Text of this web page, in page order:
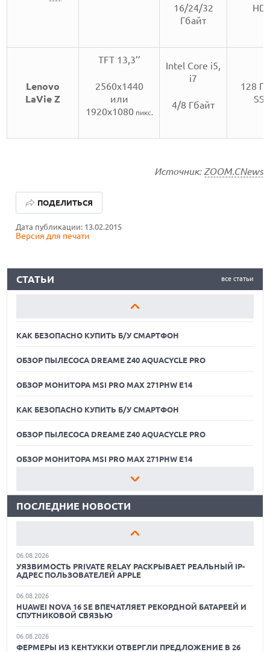
16/24/32
Гбайт
Lenovo
LaVie Z
TFT 13,3’’
2560х1440
или
1920x1080 пикс.
Intel Core i5,
i7
4/8 Гбайт
128
Источник: ZOOM.CNews
Дата публикации: 13.02.2015
Версия для печати
ПОДЕЛИТЬСЯ
все статьи
СТАТЬИ
ОБЗОР ПЫЛЕСОСА DREAME Z40 AQUACYCLE PRO
ОБЗОР МОНИТОРА MSI PRO MAX 271PHW E14
ОБЗОР ПЫЛЕСОСА DREAME Z40 AQUACYCLE PRO
ОБЗОР МОНИТОРА MSI PRO MAX 271PHW E14
КАК БЕЗОПАСНО КУПИТЬ Б/У СМАРТФОН
ОБЗОР ПЫЛЕСОСА DREAME Z40 AQUACYCLE PRO
ОБЗОР МОНИТОРА MSI PRO MAX 271PHW E14
КАК БЕЗОПАСНО КУПИТЬ Б/У СМАРТФОН
ОБЗОР ПЫЛЕСОСА DREAME Z40 AQUACYCLE PRO
ОБЗОР МОНИТОРА MSI PRO MAX 271PHW E14
КАК БЕЗОПАСНО КУПИТЬ Б/У СМАРТФОН
ОБЗОР ПЫЛЕСОСА DREAME Z40 AQUACYCLE PRO
ОБЗОР МОНИТОРА MSI PRO MAX 271PHW E14
КАК БЕЗОПАСНО КУПИТЬ Б/У СМАРТФОН
ОБЗОР МОНИТОРА MSI PRO MAX 271PHW E14
ПОСЛЕДНИЕ НОВОСТИ
06.08.2026
ТОЛЩИНОЙ 4,7 ММ И 12" OLED МАТРИЦЕЙ
УБОРКИ И ЛИНЕЙКУ ТЕХНИКИ 2026 ГОДА
06.08.2026
УЯЗВИМОСТЬ PRIVATE RELAY РАСКРЫВАЕТ РЕАЛЬНЫЙ IP-
АДРЕС ПОЛЬЗОВАТЕЛЕЙ APPLE
06.08.2026
HUAWEI NOVA 16 SE ВПЕЧАТЛЯЕТ РЕКОРДНОЙ БАТАРЕЕЙ И
СПУТНИКОВОЙ СВЯЗЬЮ
06.08.2026
ФЕРМЕРЫ ИЗ КЕНТУККИ ОТВЕРГЛИ ПРЕДЛОЖЕНИЕ В 26